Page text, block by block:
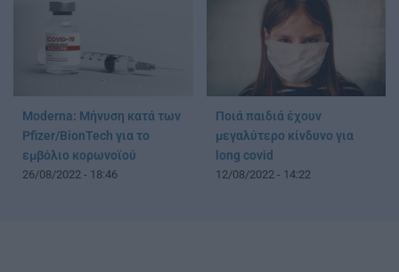
Moderna: Mήνυση κατά των
Pfizer/BionTech για το
εμβόλιο κορωνοϊού
26/08/2022 - 18:46
Ποιά παιδιά έχουν
μεγαλύτερο κίνδυνο για
long covid
12/08/2022 - 14:22